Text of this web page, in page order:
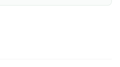
神科・訪問看護まで質の高い
属が可能で、異動も柔軟に対
きる職場です♪
！》